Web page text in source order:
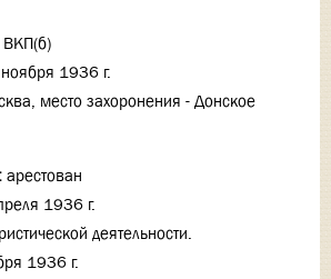
ВКП(б)
1936 г.
место захоронения - Донское
арестован
1936 г.
деятельности.
1936 г.